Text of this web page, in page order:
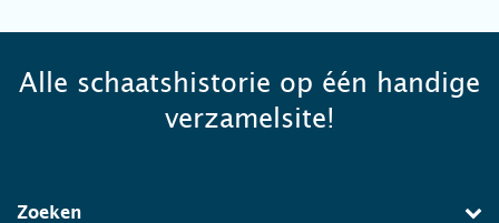
Alle schaatshistorie op één handige
verzamelsite!
Zoeken